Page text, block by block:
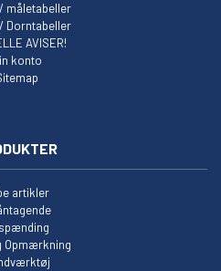
måletabeller
Dorntabeller
AVISER!
konto
artikler
Opmærkning